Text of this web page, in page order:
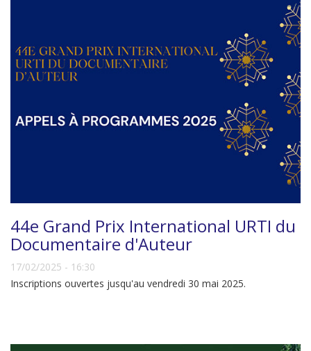
44e Grand Prix International URTI du
Documentaire d'Auteur
17/02/2025 - 16:30
Inscriptions ouvertes jusqu'au vendredi 30 mai 2025.